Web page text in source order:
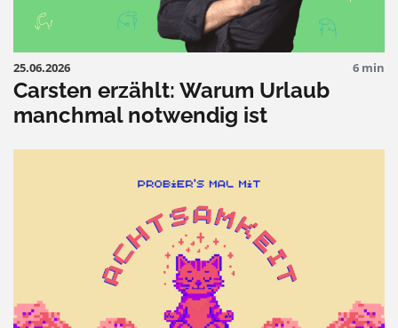
25.06.2026 6 min
Carsten erzählt: Warum Urlaub
manchmal notwendig ist